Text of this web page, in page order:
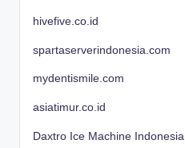
hivefive.co.id
spartaserverindonesia.com
mydentismile.com
asiatimur.co.id
Daxtro Ice Machine Indonesia